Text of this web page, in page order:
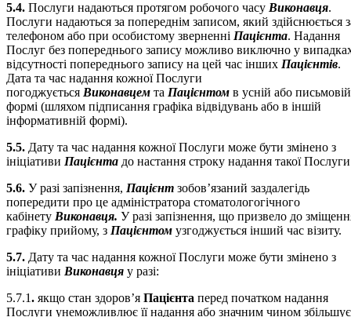
5.4. Послуги надаються протягом робочого часу Виконавця.
Послуги надаються за попереднім записом, який здійснюється
телефоном або при особистому зверненні Пацієнта. Надання
Послуг без попереднього запису можливо виключно у
відсутності попереднього запису на цей час інших Пацієнтів.
Дата та час надання кожної Послуги
погоджується Виконавцем та Пацієнтом в усній або письмовій
формі (шляхом підписання графіка відвідувань або в іншій
інформативній формі).
5.5. Дату та час надання кожної Послуги може бути змінено з
ініціативи Пацієнта до настання строку надання такої
5.6. У разі запізнення, Пацієнт зобов’язаний заздалегідь
попередити про це адміністратора стоматологогічного
кабінету Виконавця. У разі запізнення, що призвело до
графіку прийому, з Пацієнтом узгоджується інший час візиту.
5.7. Дату та час надання кожної Послуги може бути змінено з
ініціативи Виконавця у разі:
5.7.1. якщо стан здоров’я Пацієнта перед початком надання
Послуги унеможливлює її надання або значним чином збільшує